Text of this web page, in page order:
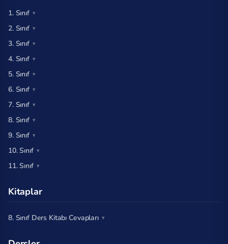
1. Sınıf
2. Sınıf
3. Sınıf
4. Sınıf
5. Sınıf
6. Sınıf
7. Sınıf
8. Sınıf
9. Sınıf
10. Sınıf
11. Sınıf
Kitaplar
8. Sınıf Ders Kitabı Cevapları